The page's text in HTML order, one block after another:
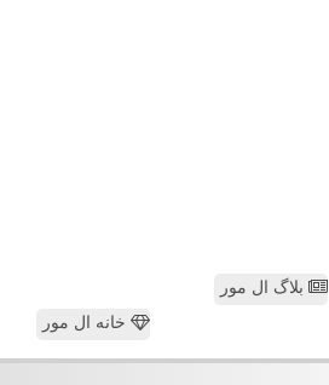
بلاگ ال مور
خانه ال مور